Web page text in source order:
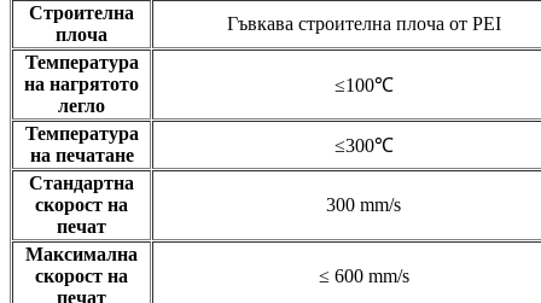
Строителна
плоча
Гъвкава строителна плоча от PEI
Температура
на нагрятото
легло
≤100℃
Температура
на печатане
≤300℃
Стандартна
скорост на
печат
300 mm/s
Максимална
скорост на
печат
≤ 600 mm/s